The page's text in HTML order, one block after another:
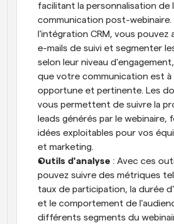
facilitant la personnalisation de
communication post-webinaire.
l'intégration CRM, vous pouvez
e-mails de suivi et segmenter
selon leur niveau
que votre communication est à
opportune et pertinente. Les
vous permettent de suivre la
leads générés par le webinaire,
idées exploitables pour vos
et marketing.
Outils d'analyse : Avec ces
pouvez suivre des métriques
taux de participation, la durée
et le comportement de
différents segments du